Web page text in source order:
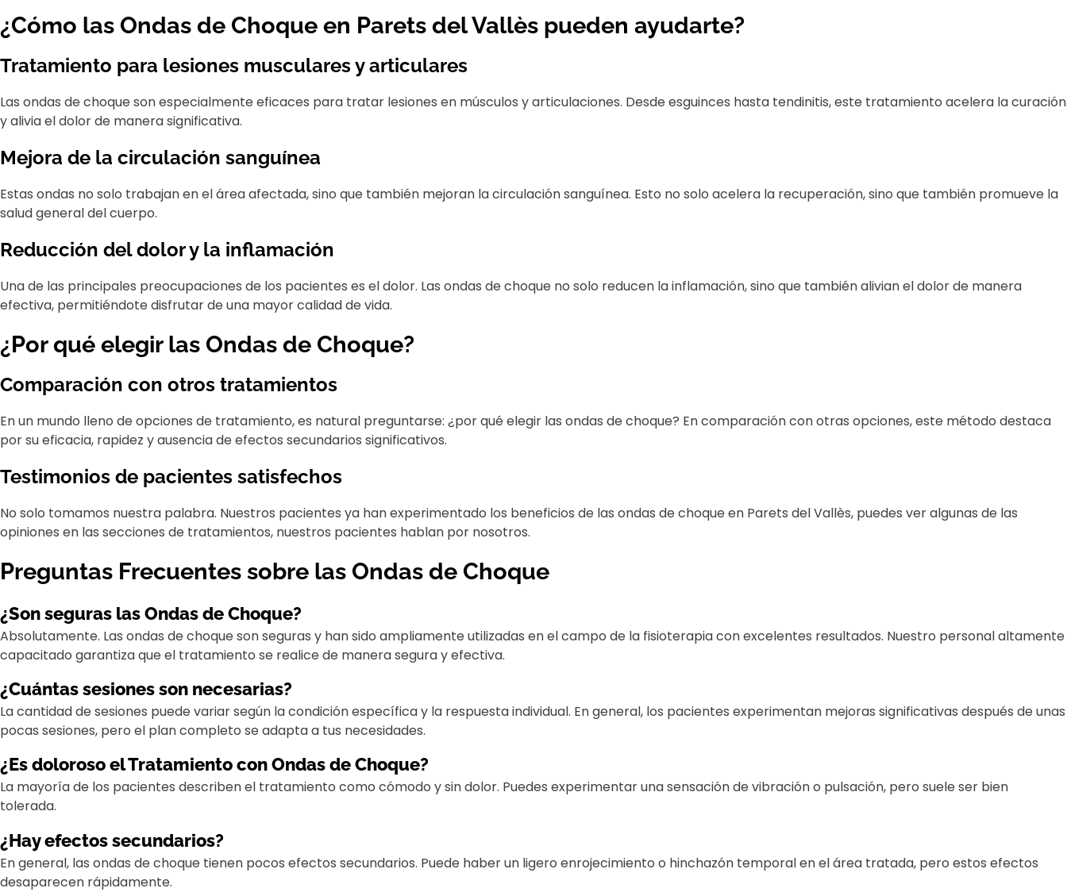
¿Cómo las Ondas de Choque en Parets del Vallès pueden ayudarte?
Tratamiento para lesiones musculares y articulares
Las ondas de choque son especialmente eficaces para tratar lesiones en músculos y articulaciones. Desde esguinces hasta tendinitis, este tratamiento acelera la curación
y alivia el dolor de manera significativa.
Mejora de la circulación sanguínea
Estas ondas no solo trabajan en el área afectada, sino que también mejoran la circulación sanguínea. Esto no solo acelera la recuperación, sino que también promueve la
salud general del cuerpo.
Reducción del dolor y la inflamación
Una de las principales preocupaciones de los pacientes es el dolor. Las ondas de choque no solo reducen la inflamación, sino que también alivian el dolor de manera
efectiva, permitiéndote disfrutar de una mayor calidad de vida.
¿Por qué elegir las Ondas de Choque?
Comparación con otros tratamientos
En un mundo lleno de opciones de tratamiento, es natural preguntarse: ¿por qué elegir las ondas de choque? En comparación con otras opciones, este método destaca
por su eficacia, rapidez y ausencia de efectos secundarios significativos.
Testimonios de pacientes satisfechos
No solo tomamos nuestra palabra. Nuestros pacientes ya han experimentado los beneficios de las ondas de choque en Parets del Vallès, puedes ver algunas de las
opiniones en las secciones de tratamientos, nuestros pacientes hablan por nosotros.
Preguntas Frecuentes sobre las Ondas de Choque
¿Son seguras las Ondas de Choque?
Absolutamente. Las ondas de choque son seguras y han sido ampliamente utilizadas en el campo de la fisioterapia con excelentes resultados. Nuestro personal altamente
capacitado garantiza que el tratamiento se realice de manera segura y efectiva.
¿Cuántas sesiones son necesarias?
La cantidad de sesiones puede variar según la condición específica y la respuesta individual. En general, los pacientes experimentan mejoras significativas después de unas
pocas sesiones, pero el plan completo se adapta a tus necesidades.
¿Es doloroso el Tratamiento con Ondas de Choque?
La mayoría de los pacientes describen el tratamiento como cómodo y sin dolor. Puedes experimentar una sensación de vibración o pulsación, pero suele ser bien
tolerada.
¿Hay efectos secundarios?
En general, las ondas de choque tienen pocos efectos secundarios. Puede haber un ligero enrojecimiento o hinchazón temporal en el área tratada, pero estos efectos
desaparecen rápidamente.